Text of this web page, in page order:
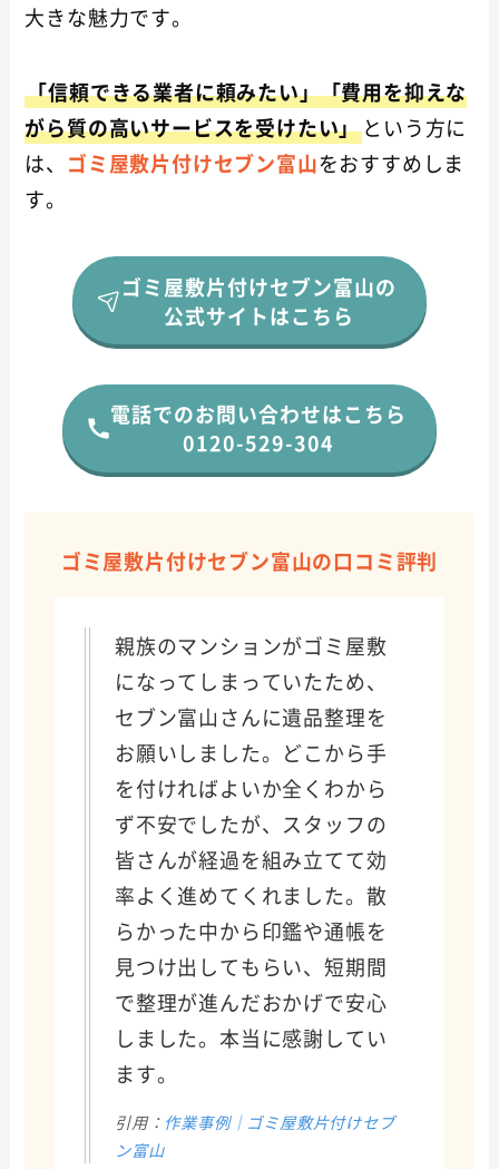
大きな魅力です。
「信頼できる業者に頼みたい」「費用を抑えな
がら質の高いサービスを受けたい」という方に
は、 ゴミ屋敷片付けセブン富山をおすすめしま
す。
ゴミ屋敷片付けセブン富山の
公式サイトはこちら
電話でのお問い合わせはこちら
0120-529-304
ゴミ屋敷片付けセブン富山の口コミ評判
親族のマンションがゴミ屋敷
になってしまっていたため、
セブン富山さんに遺品整理を
お願いしました。どこから手
を付ければよいか全くわから
ず不安でしたが、スタッフの
皆さんが経過を組み立てて効
率よく進めてくれました。散
らかった中から印鑑や通帳を
見つけ出してもらい、短期間
で整理が進んだおかげで安心
しました。本当に感謝してい
ます。
引用： 作業事例｜ゴミ屋敷片付けセブ
ン富山